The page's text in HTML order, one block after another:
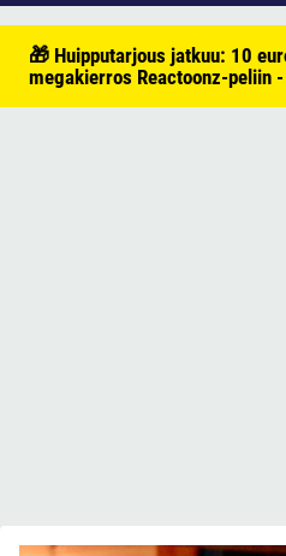
🎁 Huipputarjous jatkuu: 10
megakierros Reactoonz-peliin